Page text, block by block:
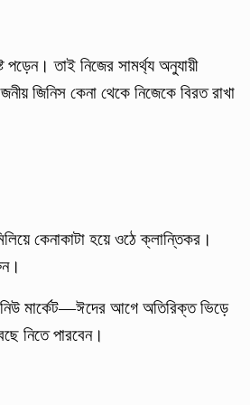
তাই নিজের সামর্থ্য অনুযায়ী
জিনিস কেনা থেকে নিজেকে বিরত রাখা
কেনাকাটা হয়ে ওঠে ক্লান্তিকর।
মার্কেট—ঈদের আগে অতিরিক্ত ভিড়ে
নিতে পারবেন।